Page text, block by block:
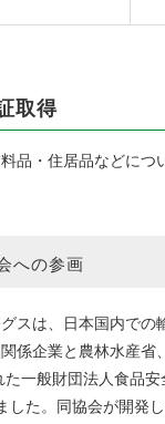
取得
品・住居品などにつ
への参画
スは、日本国内での
係企業と農林水産
一般財団法人食品安
した。同協会が開発